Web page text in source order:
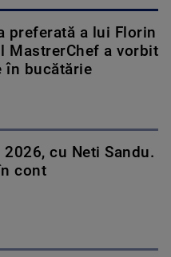
preferată a lui Florin
MastrerChef a vorbit
în bucătărie
cu Neti Sandu.
cont